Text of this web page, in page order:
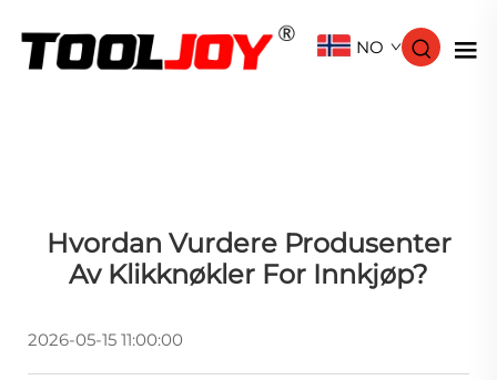
NO
Hvordan Vurdere Produsenter
Av Klikknøkler For Innkjøp?
2026-05-15 11:00:00